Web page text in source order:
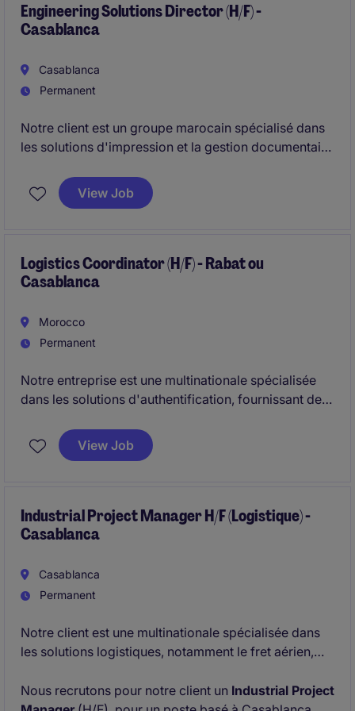
Engineering Solutions Director (H/F) -
Casablanca
Casablanca
Permanent
Notre client est un groupe marocain spécialisé dans
les solutions d'impression et la gestion documentaire
opérant au Maroc depuis plus de 70 ans.
basé à Casablanca.
View Job
Logistics Coordinator (H/F) - Rabat ou
Casablanca
Morocco
Permanent
Notre entreprise est une multinationale spécialisée
dans les solutions d'authentification, fournissant des
institutions bancaires et aux entreprises
commerciales.
Coordinator pour un poste basé à Casablanca ou à
Rabat.
View Job
Industrial Project Manager H/F (Logistique) -
Casablanca
Casablanca
Permanent
Notre client est une multinationale spécialisée dans
les solutions logistiques, notamment le fret aérien,
transport standardisés ainsi que des solutions de
Nous recrutons pour notre client un Industrial Project